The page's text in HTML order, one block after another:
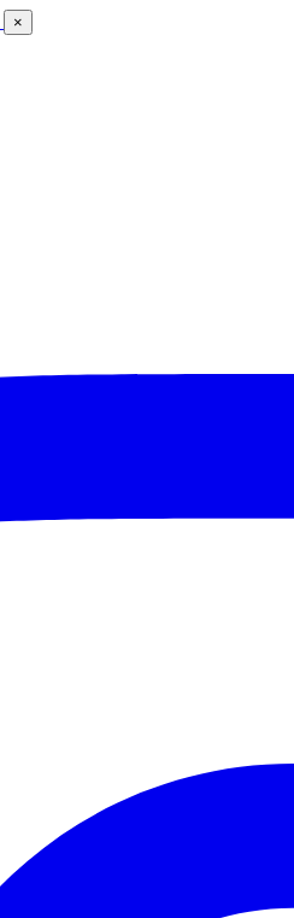
×